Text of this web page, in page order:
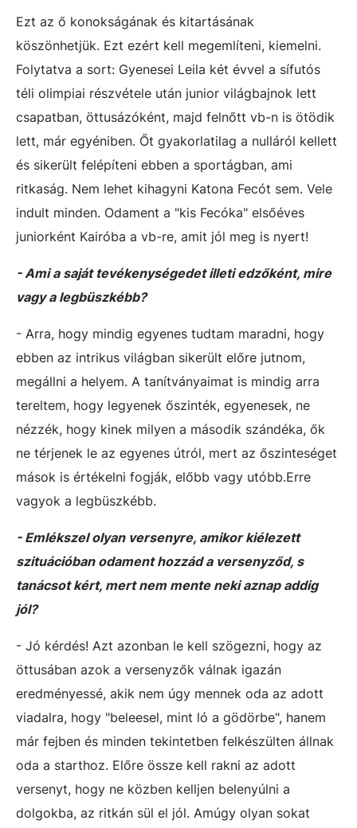
Ezt az ő konokságának és kitartásának
köszönhetjük. Ezt ezért kell megemlíteni, kiemelni.
Folytatva a sort: Gyenesei Leila két évvel a sífutós
téli olimpiai részvétele után junior világbajnok lett
csapatban, öttusázóként, majd felnőtt vb-n is ötödik
lett, már egyéniben. Őt gyakorlatilag a nulláról kellett
és sikerült felépíteni ebben a sportágban, ami
ritkaság. Nem lehet kihagyni Katona Fecót sem. Vele
indult minden. Odament a "kis Fecóka" elsőéves
juniorként Kairóba a vb-re, amit jól meg is nyert!
- Ami a saját tevékenységedet illeti edzőként, mire
vagy a legbüszkébb?
- Arra, hogy mindig egyenes tudtam maradni, hogy
ebben az intrikus világban sikerült előre jutnom,
megállni a helyem. A tanítványaimat is mindig arra
tereltem, hogy legyenek őszinték, egyenesek, ne
nézzék, hogy kinek milyen a második szándéka, ők
ne térjenek le az egyenes útról, mert az őszinteséget
mások is értékelni fogják, előbb vagy utóbb.Erre
vagyok a legbüszkébb.
- Emlékszel olyan versenyre, amikor kiélezett
szituációban odament hozzád a versenyződ, s
tanácsot kért, mert nem mente neki aznap addig
jól?
- Jó kérdés! Azt azonban le kell szögezni, hogy az
öttusában azok a versenyzők válnak igazán
eredményessé, akik nem úgy mennek oda az adott
viadalra, hogy "beleesel, mint ló a gödörbe", hanem
már fejben és minden tekintetben felkészülten állnak
oda a starthoz. Előre össze kell rakni az adott
versenyt, hogy ne közben kelljen belenyúlni a
dolgokba, az ritkán sül el jól. Amúgy olyan sokat